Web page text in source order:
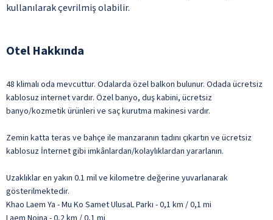
kullanılarak çevrilmiş olabilir.
Otel Hakkında
48 klimalı oda mevcuttur. Odalarda özel balkon bulunur. Odada ücretsiz
kablosuz internet vardır. Özel banyo, duş kabini, ücretsiz
banyo/kozmetik ürünleri ve saç kurutma makinesi vardır.
Zemin katta teras ve bahçe ile manzaranın tadını çıkartın ve ücretsiz
kablosuz İnternet gibi imkânlardan/kolaylıklardan yararlanın.
Uzaklıklar en yakın 0.1 mil ve kilometre değerine yuvarlanarak
gösterilmektedir.
Khao Laem Ya - Mu Ko Samet UlusaL Parkı - 0,1 km / 0,1 mi